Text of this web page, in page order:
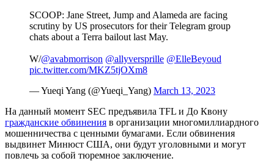
SCOOP: Jane Street, Jump and Alameda are facing
scrutiny by US prosecutors for their Telegram group
chats about a Terra bailout last May.
W/@avabmorrison @allyversprille @ElleBeyoud
pic.twitter.com/MKZ5tjOXm8
— Yueqi Yang (@Yueqi_Yang) March 13, 2023
На данный момент SEC предъявила TFL и До Квону
гражданские обвинения в организации многомиллиардного
мошенничества с ценными бумагами. Если обвинения
выдвинет Минюст США, они будут уголовными и могут
повлечь за собой тюремное заключение.